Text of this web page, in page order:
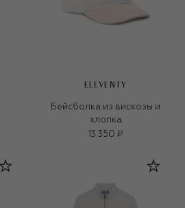
ELEVENTY
Бейсболка из вискозы и
хлопка
13 350 ₽